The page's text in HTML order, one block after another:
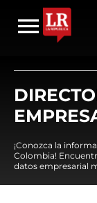
¡Conozca la
Colombia!
datos empresarial